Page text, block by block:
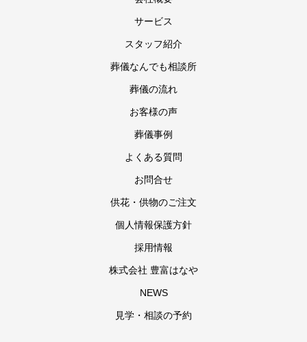
サービス
スタッフ紹介
葬儀なんでも相談所
葬儀の流れ
お客様の声
葬儀事例
よくある質問
お問合せ
供花・供物のご注文
個人情報保護方針
採用情報
株式会社 豊富はなや
NEWS
見学・相談の予約